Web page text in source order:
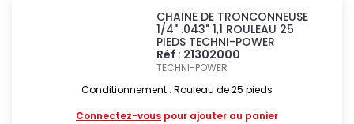
CHAINE DE TRONCONNEUSE
1/4" .043" 1,1 ROULEAU 25
PIEDS TECHNI-POWER
Réf : 21302000
TECHNI-POWER
Conditionnement : Rouleau de 25 pieds
Connectez-vous pour ajouter au panier